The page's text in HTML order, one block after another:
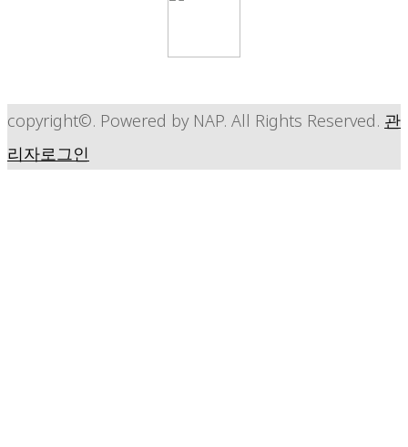
copyright©. Powered by NAP. All Rights Reserved. 관
리자로그인